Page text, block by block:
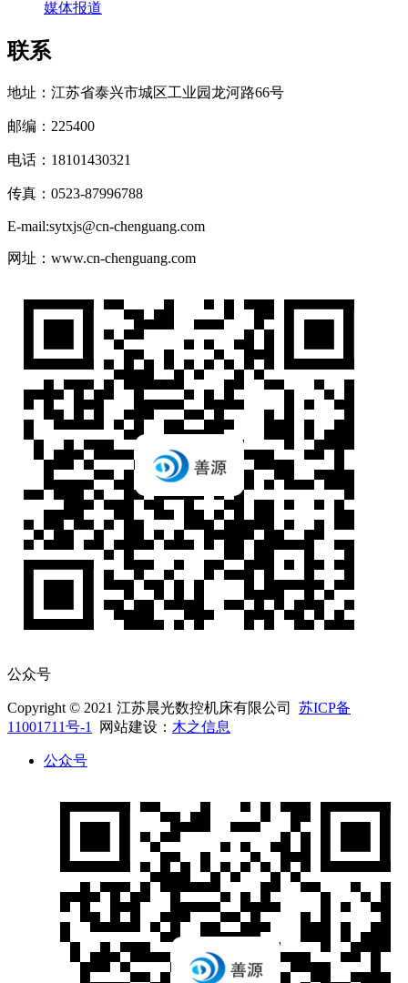
媒体报道
联系
地址：江苏省泰兴市城区工业园龙河路66号
邮编：225400
电话：18101430321
传真：0523-87996788
E-mail:sytxjs@cn-chenguang.com
网址：www.cn-chenguang.com
公众号
Copyright © 2021 江苏晨光数控机床有限公司 苏ICP备
11001711号-1
网站建设： 木之信息
公众号